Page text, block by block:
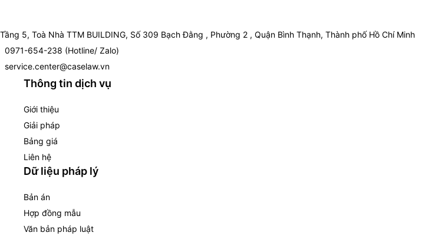
Tầng 5, Toà Nhà TTM BUILDING, Số 309 Bạch Đằng , Phường 2 , Quận Bình Thạnh, Thành phố Hồ Chí Minh
0971-654-238 (Hotline/ Zalo)
service.center@caselaw.vn
Thông tin dịch vụ
Giới thiệu
Giải pháp
Bảng giá
Liên hệ
Dữ liệu pháp lý
Bản án
Hợp đồng mẫu
Văn bản pháp luật